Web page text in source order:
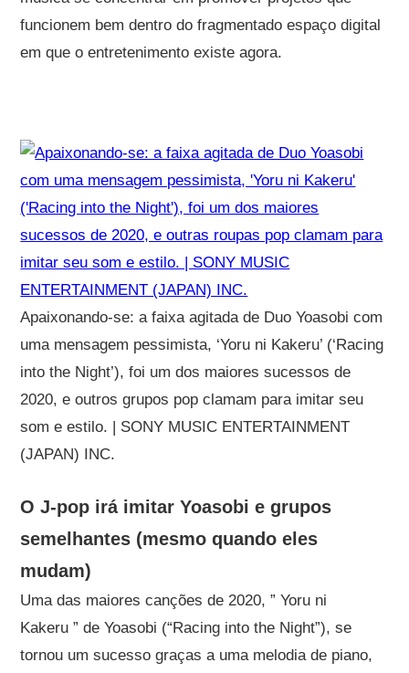
funcionem bem dentro do fragmentado espaço digital
em que o entretenimento existe agora.
Apaixonando-se: a faixa agitada de Duo Yoasobi com
uma mensagem pessimista, ‘Yoru ni Kakeru’ (‘Racing
into the Night’), foi um dos maiores sucessos de
2020, e outros grupos pop clamam para imitar seu
som e estilo. | SONY MUSIC ENTERTAINMENT
(JAPAN) INC.
O J-pop irá imitar Yoasobi e grupos
semelhantes (mesmo quando eles
mudam)
Uma das maiores canções de 2020, ” Yoru ni
Kakeru ” de Yoasobi (“Racing into the Night”), se
tornou um sucesso graças a uma melodia de piano,